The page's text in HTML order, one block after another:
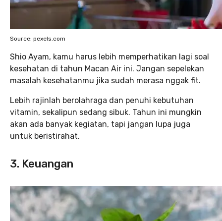
Source: pexels.com
Shio Ayam, kamu harus lebih memperhatikan lagi soal
kesehatan di tahun Macan Air ini. Jangan sepelekan
masalah kesehatanmu jika sudah merasa nggak fit.
Lebih rajinlah berolahraga dan penuhi kebutuhan
vitamin, sekalipun sedang sibuk. Tahun ini mungkin
akan ada banyak kegiatan, tapi jangan lupa juga
untuk beristirahat.
3. Keuangan